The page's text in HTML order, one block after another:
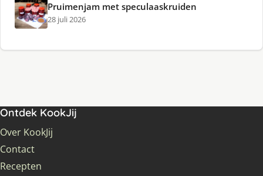
Pruimenjam met speculaaskruiden
28 juli 2026
Ontdek KookJij
Over KookJij
Contact
Recepten